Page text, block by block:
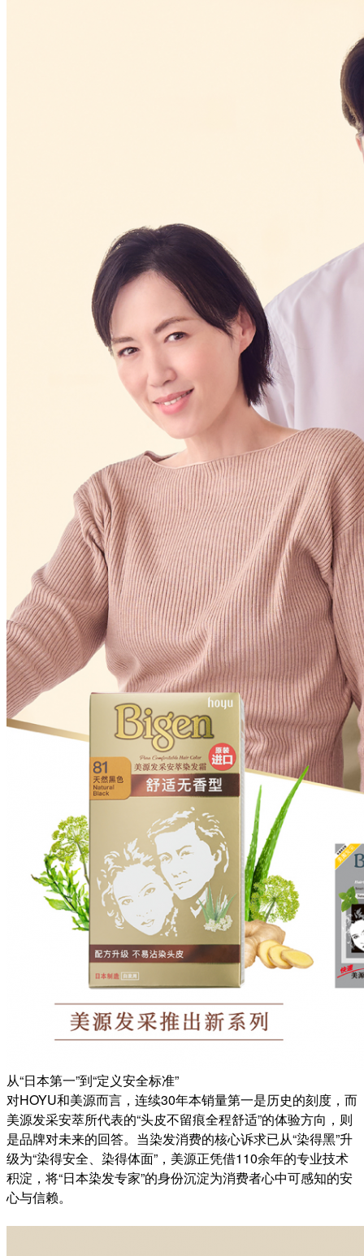
从“日本第一”到“定义安全标准”
对HOYU和美源而言，连续30年本销量第一是历史的刻度，而
美源发采安萃所代表的“头皮不留痕全程舒适”的体验方向，则
是品牌对未来的回答。当染发消费的核心诉求已从“染得黑”升
级为“染得安全、染得体面”，美源正凭借110余年的专业技术
积淀，将“日本染发专家”的身份沉淀为消费者心中可感知的安
心与信赖。